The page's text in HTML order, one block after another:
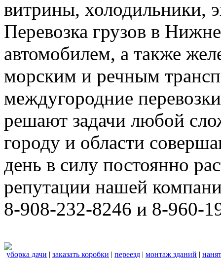
витрины, холодильники,
Перевозка грузов в
автомобилем, а также
морским и речным
междугородние
решают задачи любой
городу и области
день в силу постоянно
репутации нашей
8-908-232-8246 и 8-960-
уборка дачи | заказать коробки | переезд | монтаж зданий |